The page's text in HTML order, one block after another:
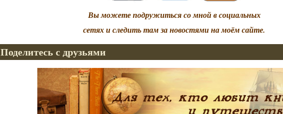
Вы можете подружиться со мной в социальных
сетях и следить там за новостями на моём сайте.
Поделитесь с друзьями